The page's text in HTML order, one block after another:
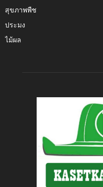
สุขภาพพืช
ประมง
ไม้ผล